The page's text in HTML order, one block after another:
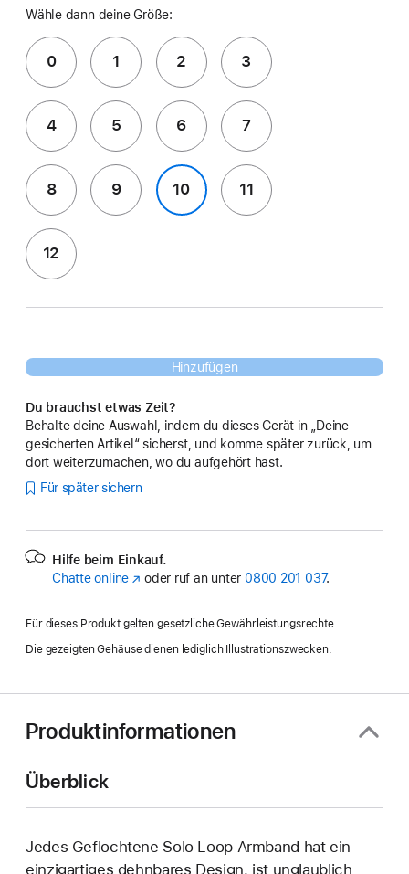
Wähle dann deine Größe:
0 1 2 3
4 5 6 7
8 9 10 11
12
Hinzufügen
Du brauchst etwas Zeit?
Behalte deine Auswahl, indem du dieses Gerät in „Deine
gesicherten Artikel“ sicherst, und komme später zurück, um
dort weiterzumachen, wo du aufgehört hast.
Für später sichern
Hilfe beim Einkauf.
Chatte online (Öffnet
Fenster)
oder ruf an unter 0800 201 037.
Für dieses Produkt gelten gesetzliche Gewährleistungsrechte
Die gezeigten Gehäuse dienen lediglich Illustrationszwecken.
Produktinformationen
Überblick
Jedes Geflochtene Solo Loop Armband hat ein
einzig­artiges dehn­bares Design, ist unglaublich